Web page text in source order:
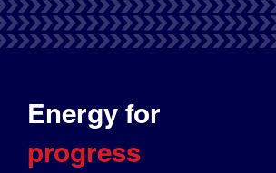
Energy for
progress